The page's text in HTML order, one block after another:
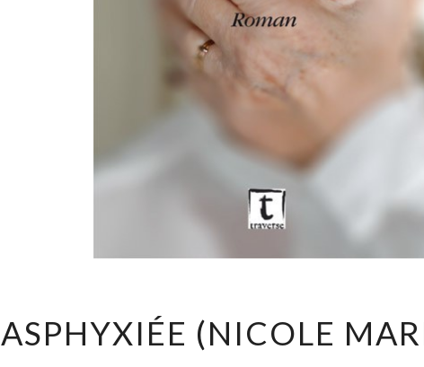
(NICOLE
ASPHYXIÉE (NICOLE